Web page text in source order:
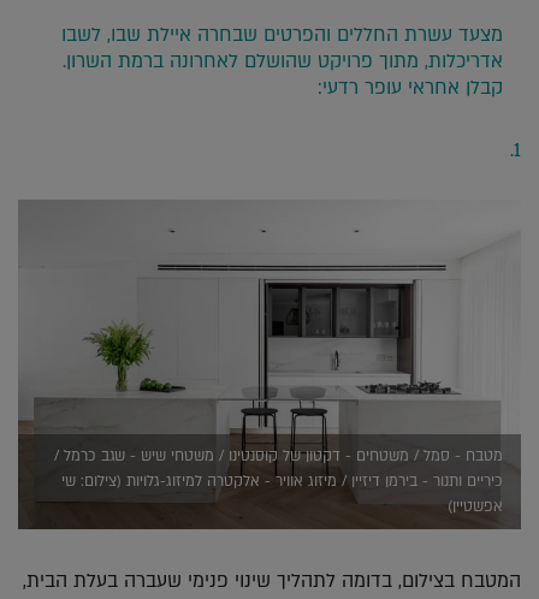
מצעד עשרת החללים והפרטים שבחרה איילת שבו, לשבו
אדריכלות, מתוך פרויקט שהושלם לאחרונה ברמת השרון.
קבלן אחראי עופר רדעי:
1.
מטבח - סמל / משטחים - דקטון של קוסנטינו / משטחי שיש - שגב כרמל /
כיריים ותנור - בירמן דיזיין / מיזוג אוויר - אלקטרה למיזוג-גלויות (צילום: שי
אפשטיין)
המטבח בצילום, בדומה לתהליך שינוי פנימי שעברה בעלת הבית,